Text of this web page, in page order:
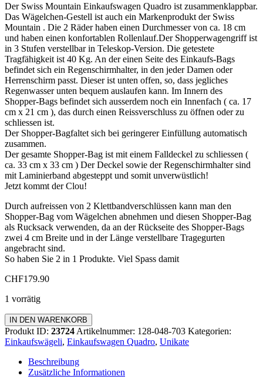
Der Swiss Mountain Einkaufswagen Quadro ist zusammenklappbar.
Das Wägelchen-Gestell ist auch ein Markenprodukt der Swiss
Mountain . Die 2 Räder haben einen Durchmesser von ca. 18 cm
und haben einen konfortablen Rollenlauf.Der Shopperwagengriff ist
in 3 Stufen verstellbar in Teleskop-Version. Die getestete
Tragfähigkeit ist 40 Kg. An der einen Seite des Einkaufs-Bags
befindet sich ein Regenschirmhalter, in den jeder Damen oder
Herrenschirm passt. Dieser ist unten offen, so, dass jegliches
Regenwasser unten bequem auslaufen kann. Im Innern des
Shopper-Bags befindet sich ausserdem noch ein Innenfach ( ca. 17
cm x 21 cm ), das durch einen Reissverschluss zu öffnen oder zu
schliessen ist.
Der Shopper-Bagfaltet sich bei geringerer Einfüllung automatisch
zusammen.
Der gesamte Shopper-Bag ist mit einem Falldeckel zu schliessen (
ca. 33 cm x 33 cm ) Der Deckel sowie der Regenschirmhalter sind
mit Laminierband abgesteppt und somit unverwüstlich!
Jetzt kommt der Clou!
Durch aufreissen von 2 Klettbandverschlüssen kann man den
Shopper-Bag vom Wägelchen abnehmen und diesen Shopper-Bag
als Rucksack verwenden, da an der Rückseite des Shopper-Bags
zwei 4 cm Breite und in der Länge verstellbare Tragegurten
angebracht sind.
So haben Sie 2 in 1 Produkte. Viel Spass damit
CHF179.90
1 vorrätig
Einkaufswagen
Quadro
Menge
IN DEN WARENKORB
Produkt ID: 23724 Artikelnummer: 128-048-703 Kategorien:
Einkaufswägeli, Einkaufswagen Quadro, Unikate
Beschreibung
Zusätzliche Informationen